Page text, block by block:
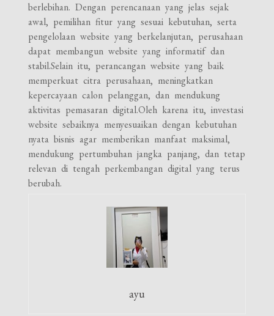
berlebihan. Dengan perencanaan yang jelas sejak
awal, pemilihan fitur yang sesuai kebutuhan, serta
pengelolaan website yang berkelanjutan, perusahaan
dapat membangun website yang informatif dan
stabil.Selain itu, perancangan website yang baik
memperkuat citra perusahaan, meningkatkan
kepercayaan calon pelanggan, dan mendukung
aktivitas pemasaran digital.Oleh karena itu, investasi
website sebaiknya menyesuaikan dengan kebutuhan
nyata bisnis agar memberikan manfaat maksimal,
mendukung pertumbuhan jangka panjang, dan tetap
relevan di tengah perkembangan digital yang terus
berubah.
ayu